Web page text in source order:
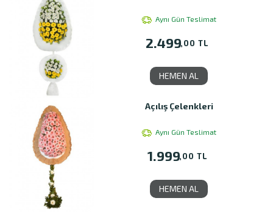
Aynı Gün Teslimat
2.499,00 TL
HEMEN AL
Açılış Çelenkleri
Aynı Gün Teslimat
1.999,00 TL
HEMEN AL